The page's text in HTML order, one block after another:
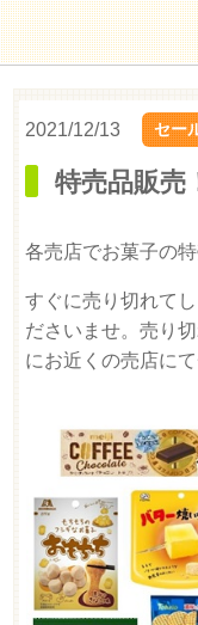
2021/12/13 セー
特売品販売
各売店でお菓子の
すぐに売り切れて
ださいませ。売り
にお近くの売店に